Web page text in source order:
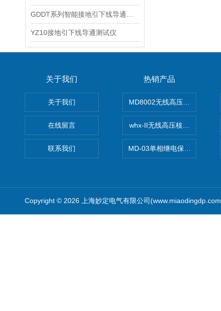
YZ10接地引下线导通测试仪
关于我们
关于我们
在线留言
联系我们
热销产品
MD8002无线高压核相仪
whx-II无线高压核相仪
MD-03单相继电保护测试仪价
Copyright © 2026 上海妙定电气有限公司